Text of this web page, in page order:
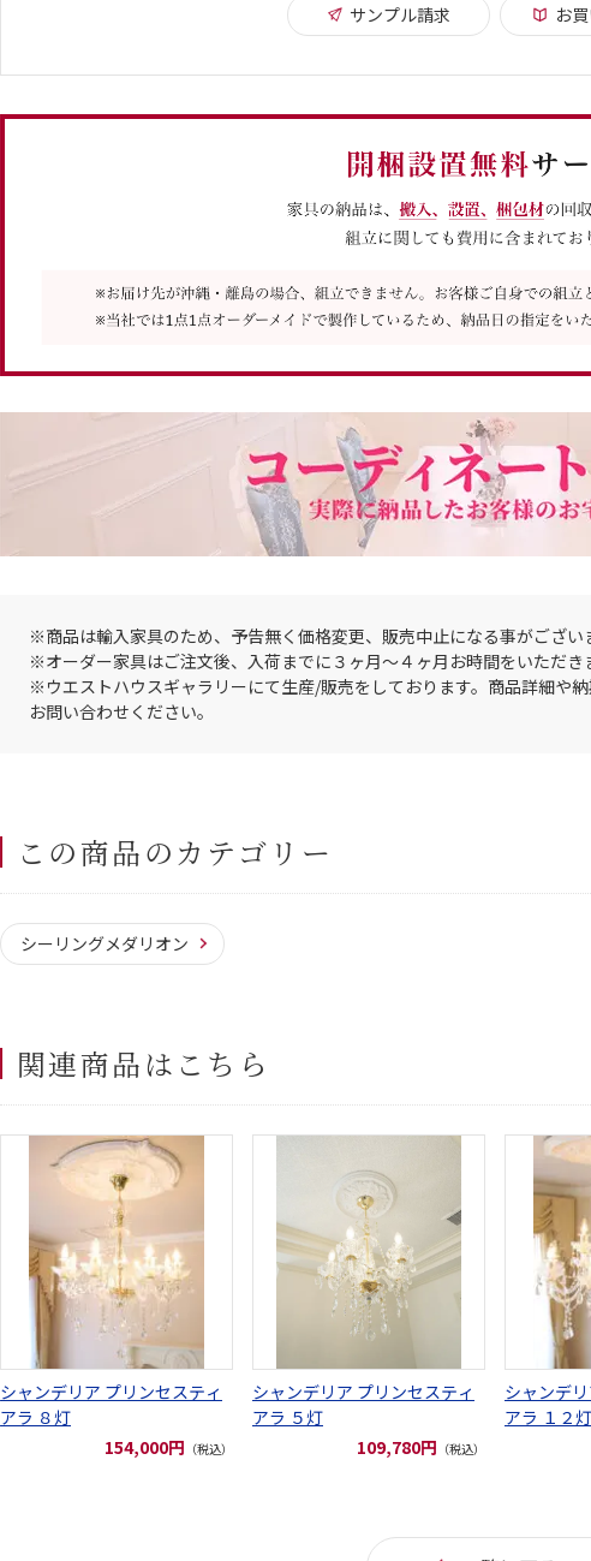
サンプル請求 お
※商品は輸入家具のため、予告無く価格変更、販売中止になる事がござい
※オーダー家具はご注文後、入荷までに３ヶ月〜４ヶ月お時間をいただき
※ウエストハウスギャラリーにて生産/販売をしております。商品詳細や
お問い合わせください。
この商品のカテゴリー
シーリングメダリオン
関連商品はこちら
シャンデリア プリンセスティ
アラ ８灯
154,000円 （税込）
シャンデリア プリンセスティ
アラ ５灯
109,780円 （税込）
シャンデ
アラ １２灯